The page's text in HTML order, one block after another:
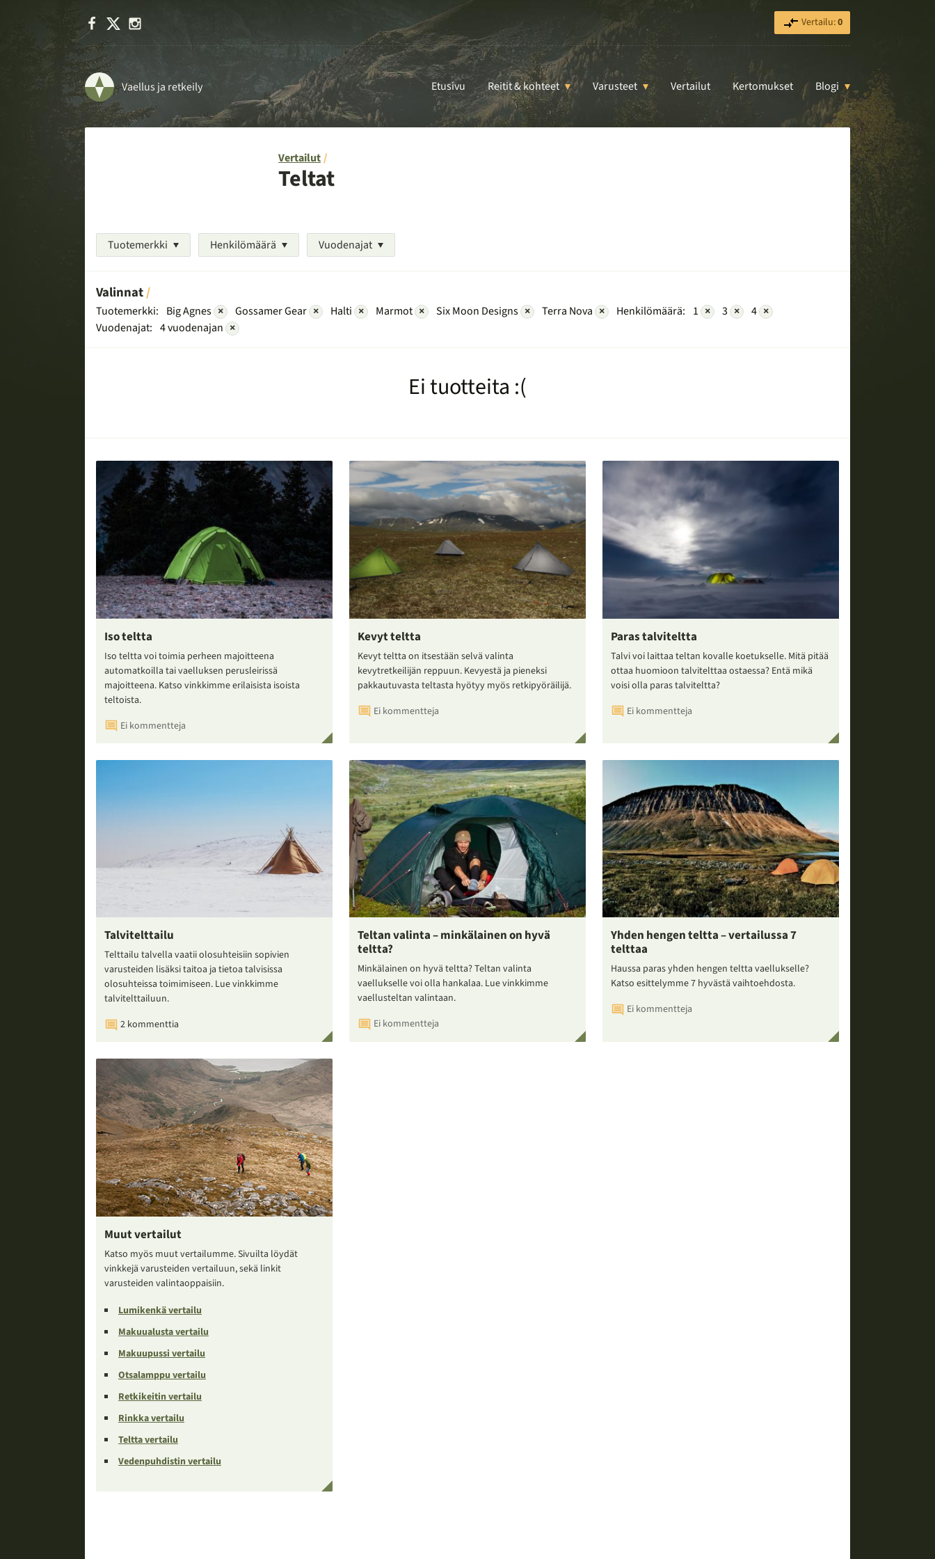
Facebook Vertailu:0
Vaellus ja retkeily Etusivu Reitit & kohteet Varusteet Vertailut Kertomukset Blogi
Vertailut
Teltat
Tuotemerkki Henkilömäärä Vuodenajat
Valinnat
Tuotemerkki: Big Agnes × Gossamer Gear × Halti × Marmot × Six Moon Designs × Terra Nova × Henkilömäärä: 1 × 3 × 4 ×
Vuodenajat: 4 vuodenajan ×
Ei tuotteita :(
Iso teltta
Iso teltta voi toimia perheen majoitteena
automatkoilla tai vaelluksen perusleirissä
majoitteena. Katso vinkkimme erilaisista isoista
teltoista.
Ei kommentteja
Kevyt teltta
Kevyt teltta on itsestään selvä valinta
kevytretkeilijän reppuun. Kevyestä ja pieneksi
pakkautuvasta teltasta hyötyy myös retkipyöräilijä.
Ei kommentteja
Paras talviteltta
Talvi voi laittaa teltan kovalle koetukselle. Mitä pitää
ottaa huomioon talvitelttaa ostaessa? Entä mikä
voisi olla paras talviteltta?
Ei kommentteja
Talvitelttailu
Telttailu talvella vaatii olosuhteisiin sopivien
varusteiden lisäksi taitoa ja tietoa talvisissa
olosuhteissa toimimiseen. Lue vinkkimme
talvitelttailuun.
2 kommenttia
Teltan valinta – minkälainen on hyvä
teltta?
Minkälainen on hyvä teltta? Teltan valinta
vaellukselle voi olla hankalaa. Lue vinkkimme
vaellusteltan valintaan.
Ei kommentteja
Yhden hengen teltta – vertailussa 7
telttaa
Haussa paras yhden hengen teltta vaellukselle?
Katso esittelymme 7 hyvästä vaihtoehdosta.
Ei kommentteja
Muut vertailut
Katso myös muut vertailumme. Sivuilta löydät
vinkkejä varusteiden vertailuun, sekä linkit
varusteiden valintaoppaisiin.
Lumikenkä vertailu
Makuualusta vertailu
Makuupussi vertailu
Otsalamppu vertailu
Retkikeitin vertailu
Rinkka vertailu
Teltta vertailu
Vedenpuhdistin vertailu